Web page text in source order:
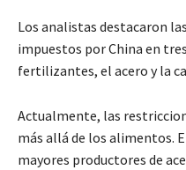
Los analistas destacaron
impuestos por China en
fertilizantes, el acero y la
Actualmente, las
más allá de los alimentos.
mayores productores de